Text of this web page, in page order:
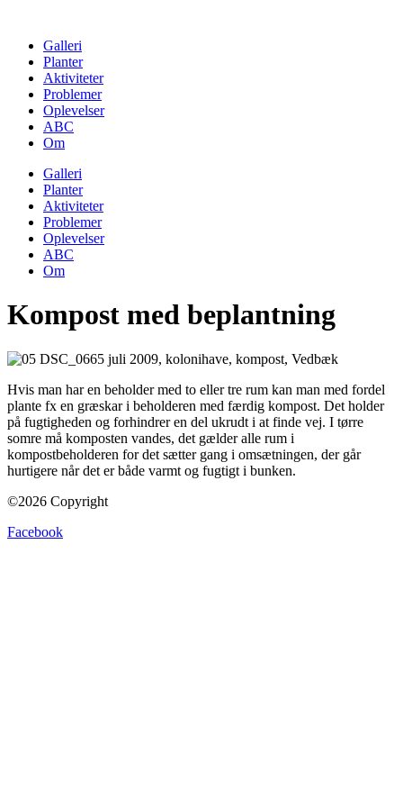
contentGalleri
Planter
Aktiviteter
Problemer
Oplevelser
ABC
Om
Galleri
Planter
Aktiviteter
Problemer
Oplevelser
ABC
Om
Kompost med beplantning
Hvis man har en beholder med to eller tre rum kan man med fordel
plante fx en græskar i beholderen med færdig kompost. Det holder
på fugtigheden og forhindrer en del ukrudt i at finde vej. I tørre
somre må komposten vandes, det gælder alle rum i
kompostbeholderen for det sætter gang i omsætningen, der går
hurtigere når det er både varmt og fugtigt i bunken.
©2026 Copyright
Facebook